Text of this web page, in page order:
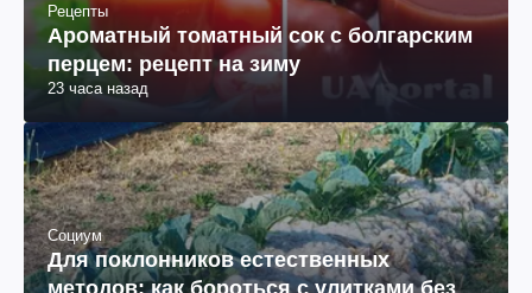
Рецепты
Ароматный томатный сок с болгарским
перцем: рецепт на зиму
23 часа назад
Социум
Для поклонников естественных